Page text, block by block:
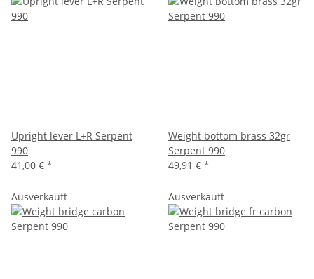
Upright lever L+R Serpent
990
41,00 € *
Weight bottom brass 32gr
Serpent 990
49,91 € *
Ausverkauft Ausverkauft